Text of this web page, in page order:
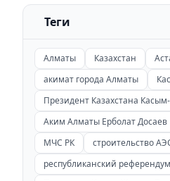
Теги
Алматы Казахстан
акимат города Алматы
Президент Казахстана
Аким Алматы Ерболат Досаев
МЧС РК
строительство
республиканский референдум